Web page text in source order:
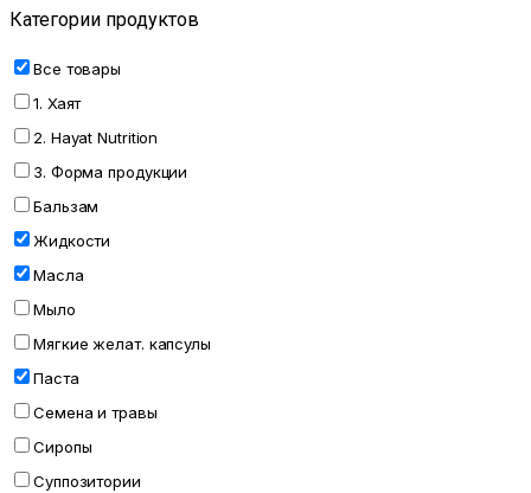
Категории продуктов
Все товары
1. Хаят
2. Hayat Nutrition
3. Форма продукции
Бальзам
Жидкости
Масла
Мыло
Мягкие желат. капсулы
Паста
Семена и травы
Сиропы
Суппозитории